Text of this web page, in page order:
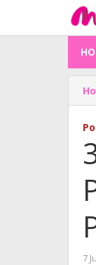
konten
7